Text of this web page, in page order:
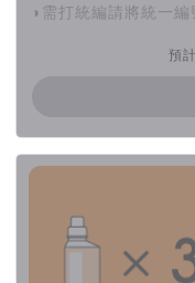
萬多公噸寶特瓶（PET
可堆滿約3座臺北101大
◗需打統編請將統一
預